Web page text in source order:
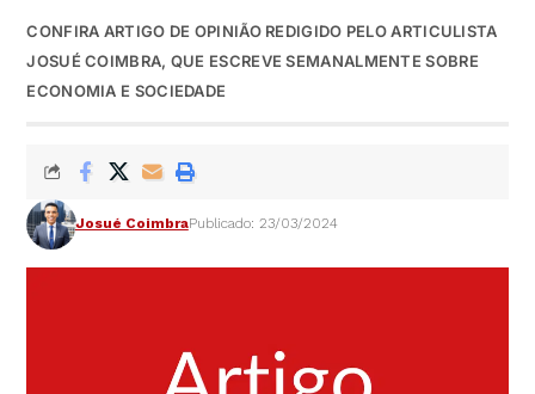
CONFIRA ARTIGO DE OPINIÃO REDIGIDO PELO ARTICULISTA
JOSUÉ COIMBRA, QUE ESCREVE SEMANALMENTE SOBRE
ECONOMIA E SOCIEDADE
Josué CoimbraPublicado: 23/03/2024